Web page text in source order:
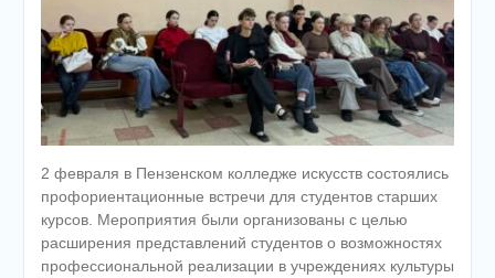
2 февраля в Пензенском колледже искусств состоялись
профориентационные встречи для студентов старших
курсов. Мероприятия были организованы с целью
расширения представлений студентов о возможностях
профессиональной реализации в учреждениях культуры